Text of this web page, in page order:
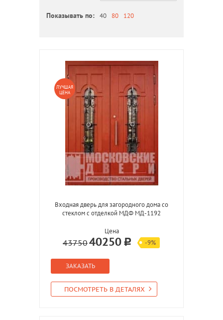
Показывать по: 40 80 120
ЛУЧШАЯ
ЦЕНА
Входная дверь для загородного дома со
стеклом с отделкой МДФ МД-1192
Цена
4375040250 -9%
ЗАКАЗАТЬ
ПОСМОТРЕТЬ В ДЕТАЛЯХ